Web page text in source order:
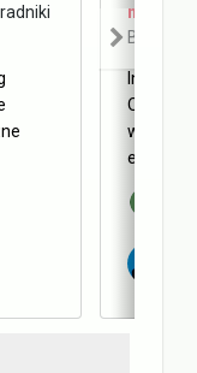
mysc
Blog
Internet
Obecnie
w